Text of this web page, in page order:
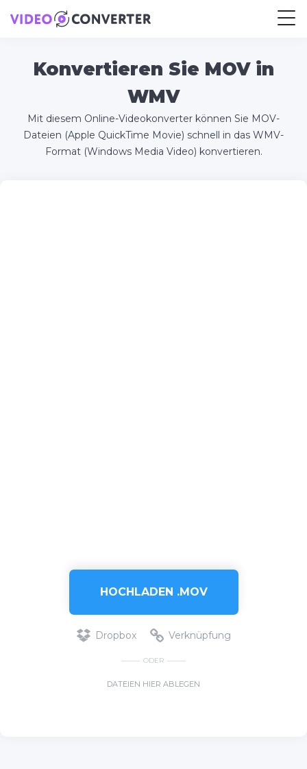
Konvertieren Sie MOV in
WMV
Mit diesem Online-Videokonverter können Sie MOV-
Dateien (Apple QuickTime Movie) schnell in das WMV-
Format (Windows Media Video) konvertieren.
HOCHLADEN .MOV
Dropbox Verknüpfung
ODER
DATEIEN HIER ABLEGEN